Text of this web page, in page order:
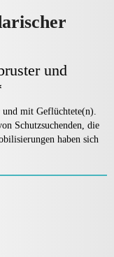
und
mit Geflüchtete(n).
Schutzsuchenden, die
haben sich